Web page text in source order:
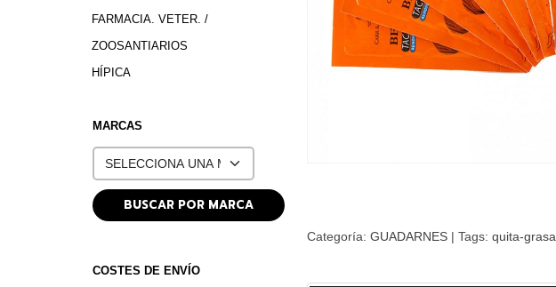
FARMACIA. VETER. /
ZOOSANTIARIOS
HÍPICA
MARCAS
COSTES DE ENVÍO
Categoría: GUADARNES| Tags: quita-grasa